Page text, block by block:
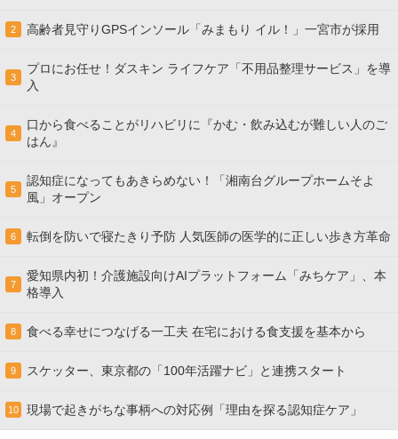
2 高齢者見守りGPSインソール「みまもり イル！」一宮市が採用
3
プロにお任せ！ダスキン ライフケア「不用品整理サービス」を導
入
4
口から食べることがリハビリに『かむ・飲み込むが難しい人のご
はん』
5
認知症になってもあきらめない！「湘南台グループホームそよ
風」オープン
6 転倒を防いで寝たきり予防 人気医師の医学的に正しい歩き方革命
7
愛知県内初！介護施設向けAIプラットフォーム「みちケア」、本
格導入
8 食べる幸せにつなげる一工夫 在宅における食支援を基本から
9 スケッター、東京都の「100年活躍ナビ」と連携スタート
10 現場で起きがちな事柄への対応例「理由を探る認知症ケア」